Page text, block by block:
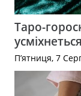
Таро-
П’ятниця, 7